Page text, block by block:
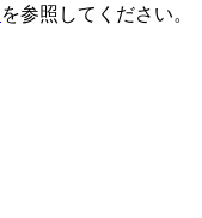
を参照してください。